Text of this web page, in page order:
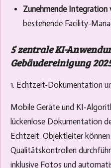
Zunehmende Integration
bestehende Facility-
5 zentrale KI-
Gebäudereinigung
1. Echtzeit-Dokumentation
Mobile Geräte und KI-
lückenlose Dokumentation
Echtzeit. Objektleiter
Qualitätskontrollen
inklusive Fotos und